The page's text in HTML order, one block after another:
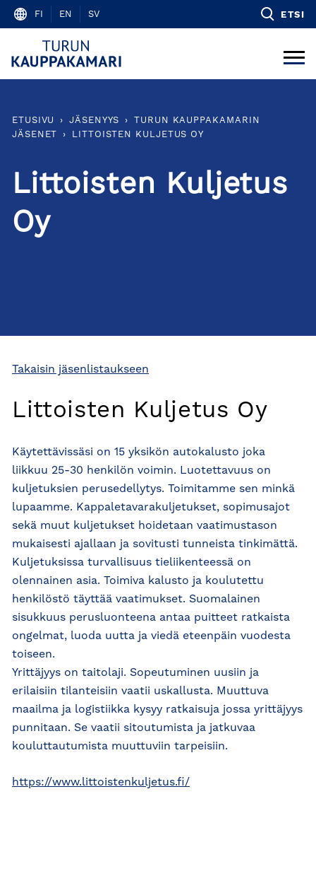
Skip
content
FI EN SV ETSI
ETUSIVU › JÄSENYYS ›
TURUN KAUPPAKAMARIN
JÄSENET
› LITTOISTEN KULJETUS OY
Littoisten Kuljetus
Oy
Takaisin jäsenlistaukseen
Littoisten Kuljetus Oy
Käytettävissäsi on 15 yksikön autokalusto joka
liikkuu 25-30 henkilön voimin. Luotettavuus on
kuljetuksien perusedellytys. Toimitamme sen minkä
lupaamme. Kappaletavarakuljetukset, sopimusajot
sekä muut kuljetukset hoidetaan vaatimustason
mukaisesti ajallaan ja sovitusti tunneista tinkimättä.
Kuljetuksissa turvallisuus tieliikenteessä on
olennainen asia. Toimiva kalusto ja koulutettu
henkilöstö täyttää vaatimukset. Suomalainen
sisukkuus perusluonteena antaa puitteet ratkaista
ongelmat, luoda uutta ja viedä eteenpäin vuodesta
toiseen.
Yrittäjyys on taitolaji. Sopeutuminen uusiin ja
erilaisiin tilanteisiin vaatii uskallusta. Muuttuva
maailma ja logistiikka kysyy ratkaisuja jossa yrittäjyys
punnitaan. Se vaatii sitoutumista ja jatkuvaa
kouluttautumista muuttuviin tarpeisiin.
https://www.littoistenkuljetus.fi/